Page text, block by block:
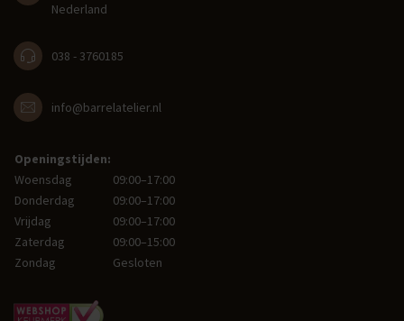
Nederland
038 - 3760185
info@barrelatelier.nl
Openingstijden:
Woensdag
09:00–17:00
Donderdag
09:00–17:00
Vrijdag
09:00–17:00
Zaterdag
09:00–15:00
Zondag
Gesloten